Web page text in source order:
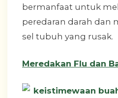
bermanfaat untuk
peredaran darah dan
sel tubuh yang rusak.
Meredakan Flu dan